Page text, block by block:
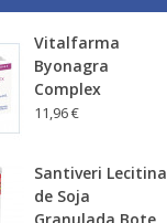
Vitalfarma
Byonagra
Complex
11,96 €
Santiveri Lecitina
de Soja